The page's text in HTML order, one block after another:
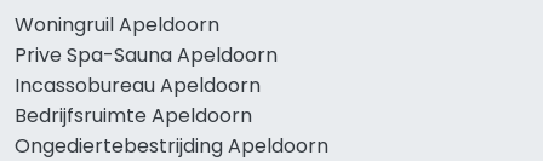
Woningruil Apeldoorn
Prive Spa-Sauna Apeldoorn
Incassobureau Apeldoorn
Bedrijfsruimte Apeldoorn
Ongediertebestrijding Apeldoorn